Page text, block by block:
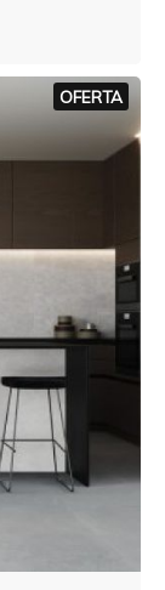
OFERTA